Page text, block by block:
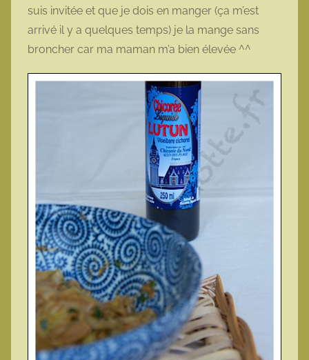
suis invitée et que je dois en manger (ça m’est
arrivé il y a quelques temps) je la mange sans
broncher car ma maman m’a bien élevée ^^